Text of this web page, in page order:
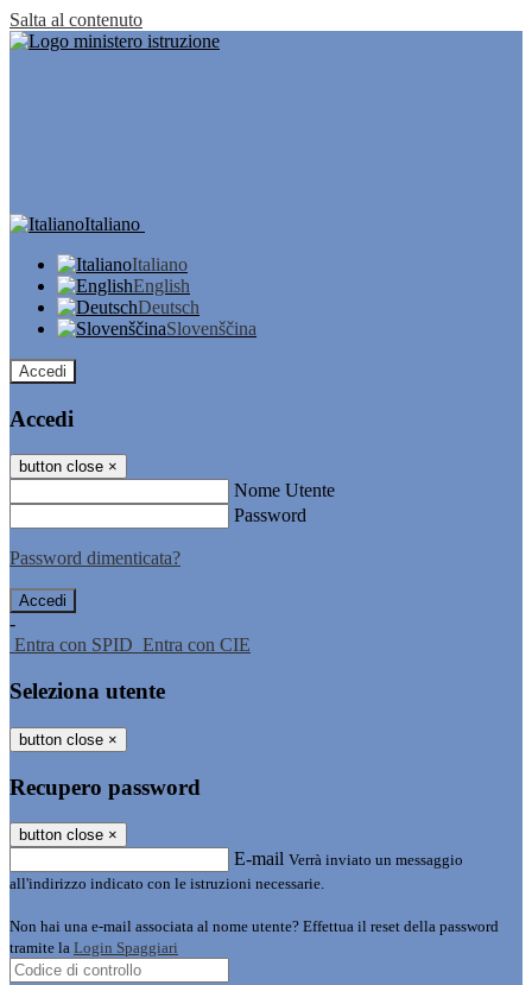
Salta al contenuto
Italiano
Italiano
English
Deutsch
Slovenščina
Accedi
Accedi
button close ×
Nome Utente
Password
Password dimenticata?
-
Entra con SPID Entra con CIE
Seleziona utente
button close ×
Recupero password
button close ×
E-mail Verrà inviato un messaggio
all'indirizzo indicato con le istruzioni necessarie.
Non hai una e-mail associata al nome utente? Effettua il reset della password
tramite la Login Spaggiari